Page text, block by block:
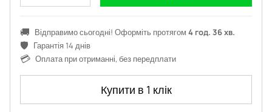
🚚 Відправимо сьогодні! Оформіть протягом 4 год. 36 хв.
🛡️ Гарантія 14 днів
💳 Оплата при отриманні, без передплати
Купити в 1 клік